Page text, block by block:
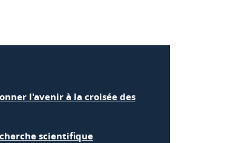
l'avenir à la croisée des
scientifique